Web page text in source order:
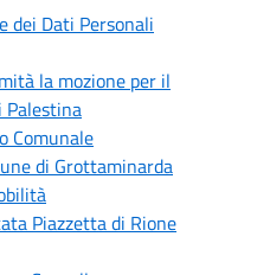
dei Dati Personali
la mozione per il
Palestina
Comunale
di Grottaminarda
Piazzetta di Rione